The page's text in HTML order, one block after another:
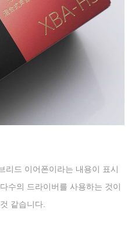
리드 이어폰이라는 내용이 표시
수의 드라이버를 사용하는 것이
같습니다